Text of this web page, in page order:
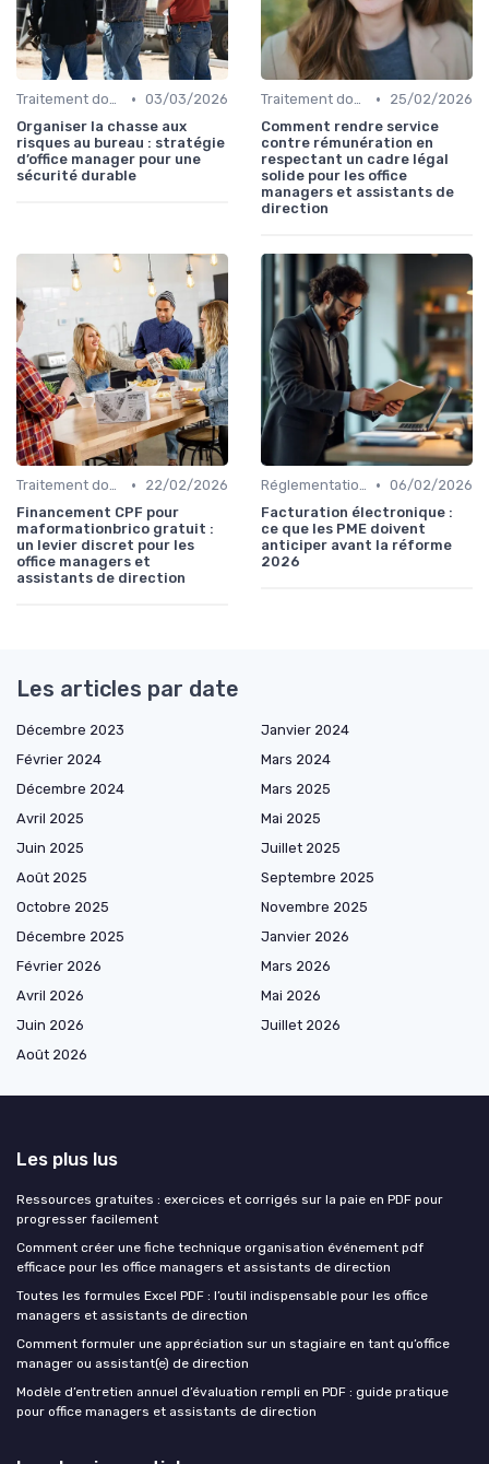
Traitement données • 03/03/2026
Organiser la chasse aux
risques au bureau : stratégie
d’office manager pour une
sécurité durable
Traitement données •
25/02/2026
Comment rendre service
contre rémunération en
respectant un cadre légal
solide pour les office
managers et assistants de
direction
Traitement données •
22/02/2026
Financement CPF pour
maformationbrico gratuit :
un levier discret pour les
office managers et
assistants de direction
Réglementation financière • 06/02/2026
Facturation électronique :
ce que les PME doivent
anticiper avant la réforme
2026
Les articles par date
Décembre 2023
Janvier 2024
Février 2024
Mars 2024
Décembre 2024
Mars 2025
Avril 2025
Mai 2025
Juin 2025
Juillet 2025
Août 2025
Septembre 2025
Octobre 2025
Novembre 2025
Décembre 2025
Janvier 2026
Février 2026
Mars 2026
Avril 2026
Mai 2026
Juin 2026
Juillet 2026
Août 2026
Les plus lus
Ressources gratuites : exercices et corrigés sur la paie en PDF pour
progresser facilement
Comment créer une fiche technique organisation événement pdf
efficace pour les office managers et assistants de direction
Toutes les formules Excel PDF : l’outil indispensable pour les office
managers et assistants de direction
Comment formuler une appréciation sur un stagiaire en tant qu’office
manager ou assistant(e) de direction
Modèle d’entretien annuel d’évaluation rempli en PDF : guide pratique
pour office managers et assistants de direction